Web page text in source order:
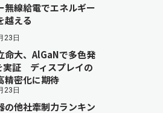
無線給電でエネルギー
越える
23日
命大、AlGaNで多色発
実証 ディスプレイの
精密化に期待
23日
の他社牽制力ランキン